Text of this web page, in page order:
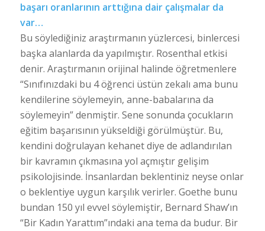
başarı oranlarının arttığına dair çalışmalar da
var…
Bu söylediğiniz araştırmanın yüzlercesi, binlercesi
başka alanlarda da yapılmıştır. Rosenthal etkisi
denir. Araştırmanın orijinal halinde öğretmenlere
“Sınıfınızdaki bu 4 öğrenci üstün zekalı ama bunu
kendilerine söylemeyin, anne-babalarına da
söylemeyin” denmiştir. Sene sonunda çocukların
eğitim başarısının yükseldiği görülmüştür. Bu,
kendini doğrulayan kehanet diye de adlandırılan
bir kavramın çıkmasına yol açmıştır gelişim
psikolojisinde. İnsanlardan beklentiniz neyse onlar
o beklentiye uygun karşılık verirler. Goethe bunu
bundan 150 yıl evvel söylemiştir, Bernard Shaw’ın
“Bir Kadın Yarattım”ındaki ana tema da budur. Bir